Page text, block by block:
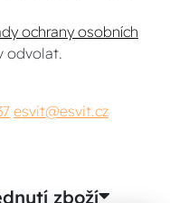
ochrany osobních
odvolat.
esvit@esvit.cz
zboží